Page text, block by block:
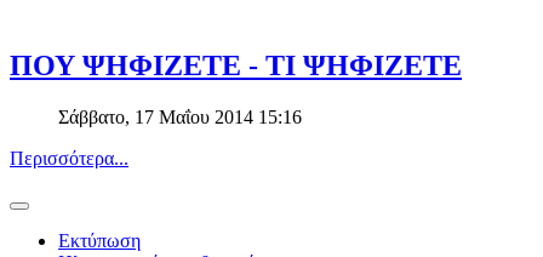
ΠΟΥ ΨΗΦΙΖΕΤΕ - ΤΙ ΨΗΦΙΖΕΤΕ
Σάββατο, 17 Μαΐου 2014 15:16
Περισσότερα...
Εκτύπωση